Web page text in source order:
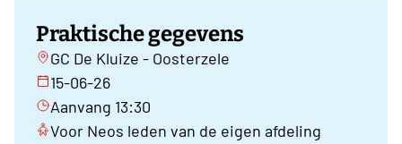
Praktische gegevens
GC De Kluize - Oosterzele
15-06-26
Aanvang 13:30
Voor Neos leden van de eigen afdeling